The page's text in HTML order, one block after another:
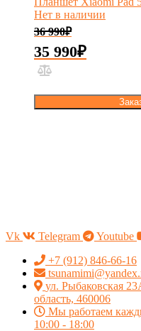
Нет в наличии
36 990₽
35 990₽
Vk Telegram Youtube
+7 (912) 846-66-16
ул. Рыбаковская
область, 460006
Мы работаем
10:00 - 18:00